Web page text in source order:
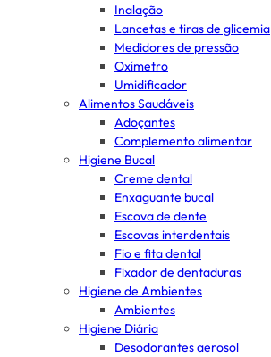
Inalação
Lancetas e tiras de glicemia
Medidores de pressão
Oxímetro
Umidificador
Alimentos Saudáveis
Adoçantes
Complemento alimentar
Higiene Bucal
Creme dental
Enxaguante bucal
Escova de dente
Escovas interdentais
Fio e fita dental
Fixador de dentaduras
Higiene de Ambientes
Ambientes
Higiene Diária
Desodorantes aerosol